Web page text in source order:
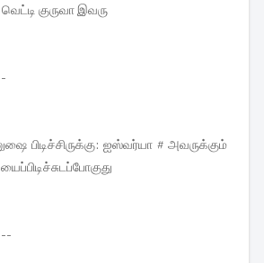
குருவா இவரு
பிடிச்சிருக்கு: ஐஸ்வர்யா # அவருக்கும்